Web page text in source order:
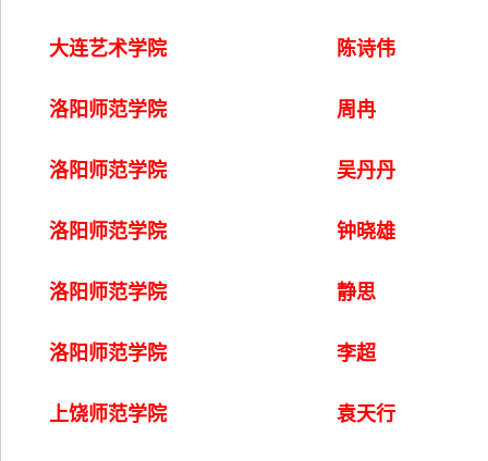
大连艺术学院 陈诗伟
洛阳师范学院 周冉
洛阳师范学院 吴丹丹
洛阳师范学院 钟晓雄
洛阳师范学院 静思
洛阳师范学院 李超
上饶师范学院 袁天行